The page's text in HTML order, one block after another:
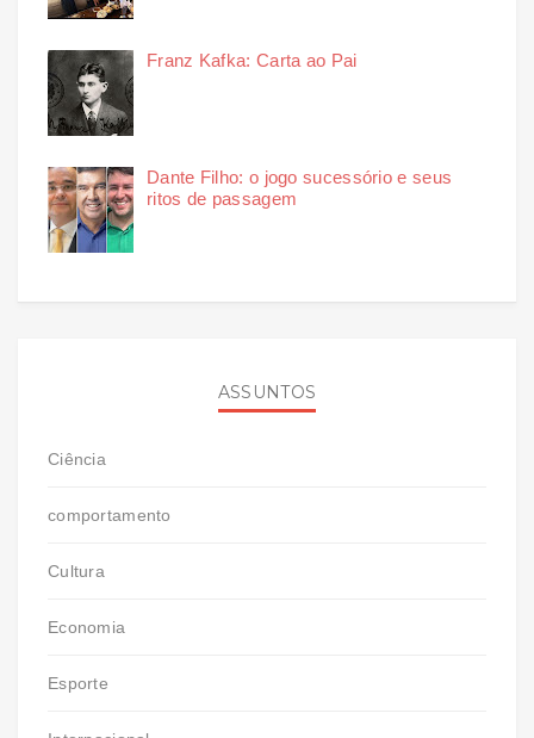
Franz Kafka: Carta ao Pai
Dante Filho: o jogo sucessório e seus
ritos de passagem
ASSUNTOS
Ciência
comportamento
Cultura
Economia
Esporte